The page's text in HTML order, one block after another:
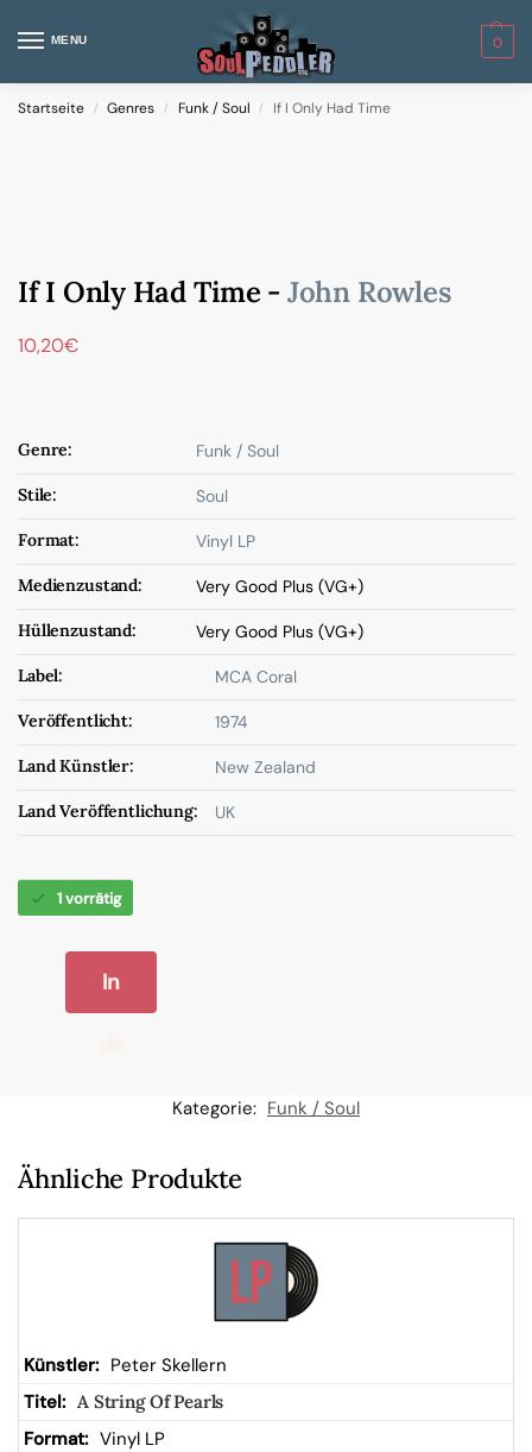
MENU 0
Startseite / Genres / Funk / Soul / If I Only Had Time
If I Only Had Time - John Rowles
10,20€
Genre: Funk / Soul
Stile: Soul
Format: Vinyl LP
Medienzustand: Very Good Plus (VG+)
Hüllenzustand: Very Good Plus (VG+)
Label: MCA Coral
Veröffentlicht: 1974
Land Künstler: New Zealand
Land Veröffentlichung: UK
1 vorrätig
In
W
kor
b
Kategorie: Funk / Soul
Ähnliche Produkte
Peter Skellern
A String Of Pearls
Vinyl LP